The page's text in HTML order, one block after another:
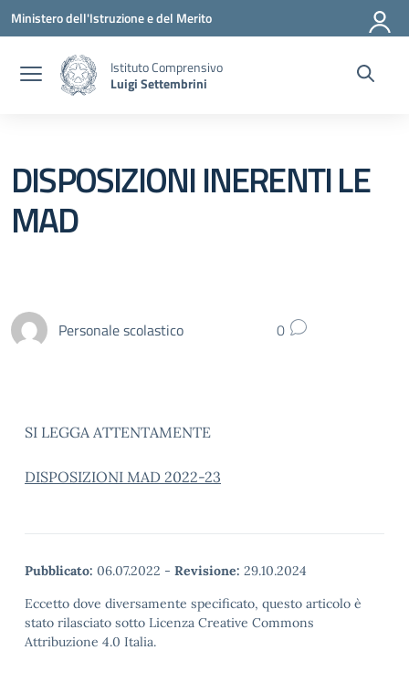
Vai ai contenuti
Vai al menu di navigazione
Vai al footer
Ministero dell'Istruzione e del Merito
Istituto Comprensivo
Luigi Settembrini
DISPOSIZIONI INERENTI LE
MAD
Personale scolastico 0
SI LEGGA ATTENTAMENTE
DISPOSIZIONI MAD 2022-23
Pubblicato: 06.07.2022 - Revisione: 29.10.2024
Eccetto dove diversamente specificato, questo articolo è
stato rilasciato sotto Licenza Creative Commons
Attribuzione 4.0 Italia.